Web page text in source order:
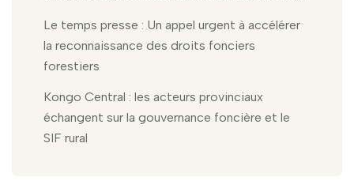
Le temps presse : Un appel urgent à accélérer
la reconnaissance des droits fonciers
forestiers
Kongo Central : les acteurs provinciaux
échangent sur la gouvernance foncière et le
SIF rural